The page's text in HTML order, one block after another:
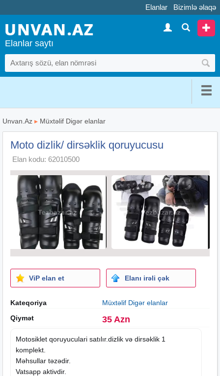
Elanlar Bizimlə əlaqə
Elanlar saytı
Unvan.Az ▸ Müxtəlif Digər elanlar
Moto dizlik/ dirsəklik qoruyucusu
Elan kodu: 62010500
ViP elan et Elanı irəli çək
Kateqoriya
Müxtəlif Digər elanlar
Qiymət
35 Azn
Motosiklet qoruyuculari satılır.dizlik və dirsəklik 1
komplekt.
Məhsullar təzədir.
Vatsapp aktivdir.